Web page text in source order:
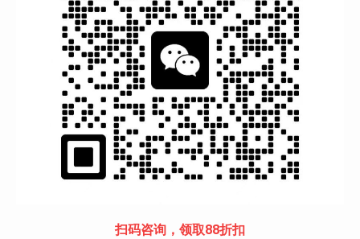
扫码咨询，领取88折扣